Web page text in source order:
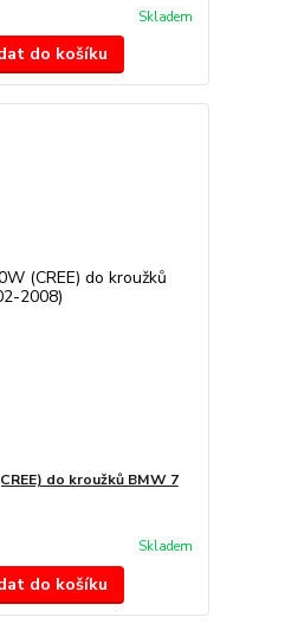
Skladem
do košíku
do kroužků BMW 7
Skladem
do košíku